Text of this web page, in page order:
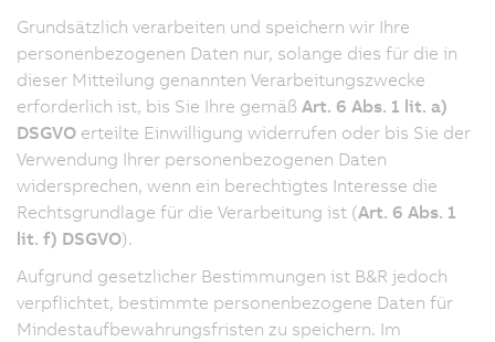
Grundsätzlich verarbeiten und speichern wir Ihre
personenbezogenen Daten nur, solange dies für die in
dieser Mitteilung genannten Verarbeitungszwecke
erforderlich ist, bis Sie Ihre gemäß Art. 6 Abs. 1 lit. a)
DSGVO erteilte Einwilligung widerrufen oder bis Sie der
Verwendung Ihrer personenbezogenen Daten
widersprechen, wenn ein berechtigtes Interesse die
Rechtsgrundlage für die Verarbeitung ist (Art. 6 Abs. 1
lit. f) DSGVO).
Aufgrund gesetzlicher Bestimmungen ist B&R jedoch
verpflichtet, bestimmte personenbezogene Daten für
Mindestaufbewahrungsfristen zu speichern. Im